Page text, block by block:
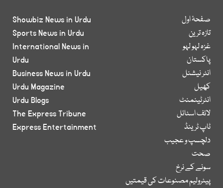
صفحۂ اول
تازہ ترین
غزہ لہو لہو
پاکستان
انٹر نیشنل
کھیل
انٹرٹینمنٹ
لائف اسٹائل
ٹاپ ٹرینڈ
دلچسپ و عجیب
صحت
سونے کے نرخ
پیٹرولیم مصنوعات کی قیمتیں
Showbiz News in Urdu
Sports News in Urdu
International News in
Urdu
Business News in Urdu
Urdu Magazine
Urdu Blogs
The Express Tribune
Express Entertainment